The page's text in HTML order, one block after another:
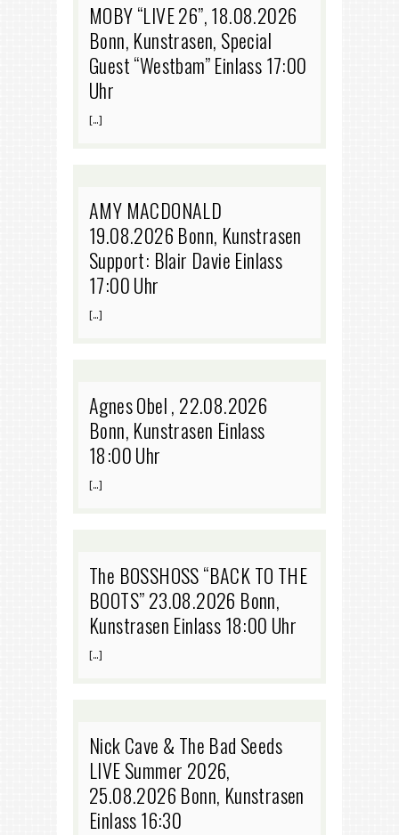
MOBY “LIVE 26”, 18.08.2026
Bonn, Kunstrasen, Special
Guest “Westbam” Einlass 17:00
Uhr
[…]
AMY MACDONALD
19.08.2026 Bonn, Kunstrasen
Support: Blair Davie Einlass
17:00 Uhr
[…]
Agnes Obel , 22.08.2026
Bonn, Kunstrasen Einlass
18:00 Uhr
[…]
The BOSSHOSS “BACK TO THE
BOOTS” 23.08.2026 Bonn,
Kunstrasen Einlass 18:00 Uhr
[…]
Nick Cave & The Bad Seeds
LIVE Summer 2026,
25.08.2026 Bonn, Kunstrasen
Einlass 16:30